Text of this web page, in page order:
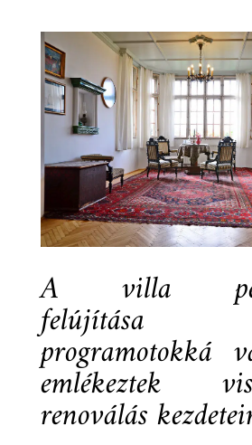
A villa
felújítása
programotokká
emlékeztek
renoválás